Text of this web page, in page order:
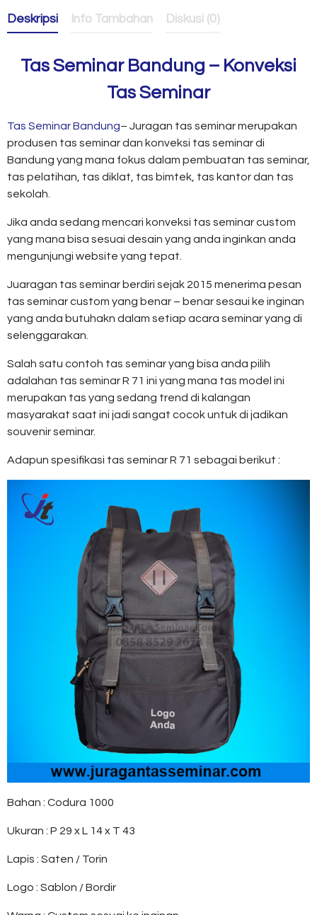
Deskripsi Info Tambahan Diskusi (0)
Tas Seminar Bandung – Konveksi
Tas Seminar
Tas Seminar Bandung– Juragan tas seminar merupakan
produsen tas seminar dan konveksi tas seminar di
Bandung yang mana fokus dalam pembuatan tas seminar,
tas pelatihan, tas diklat, tas bimtek, tas kantor dan tas
sekolah.
Jika anda sedang mencari konveksi tas seminar custom
yang mana bisa sesuai desain yang anda inginkan anda
mengunjungi website yang tepat.
Juaragan tas seminar berdiri sejak 2015 menerima pesan
tas seminar custom yang benar – benar sesaui ke inginan
yang anda butuhakn dalam setiap acara seminar yang di
selenggarakan.
Salah satu contoh tas seminar yang bisa anda pilih
adalahan tas seminar R 71 ini yang mana tas model ini
merupakan tas yang sedang trend di kalangan
masyarakat saat ini jadi sangat cocok untuk di jadikan
souvenir seminar.
Adapun spesifikasi tas seminar R 71 sebagai berikut :
Bahan : Codura 1000
Ukuran : P 29 x L 14 x T 43
Lapis : Saten / Torin
Logo : Sablon / Bordir